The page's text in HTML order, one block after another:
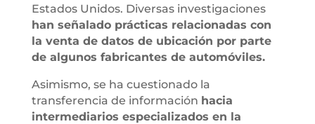
Estados Unidos. Diversas investigaciones
han señalado prácticas relacionadas con
la venta de datos de ubicación por parte
de algunos fabricantes de automóviles.
Asimismo, se ha cuestionado la
transferencia de información hacia
intermediarios especializados en la